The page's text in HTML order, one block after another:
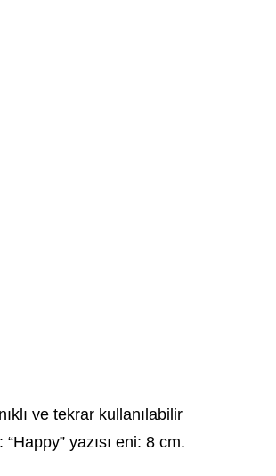
ve tekrar kullanılabilir
yazısı eni: 8 cm.